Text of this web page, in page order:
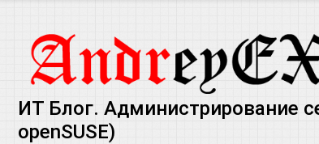
ИТ Блог. Администрирование
openSUSE)